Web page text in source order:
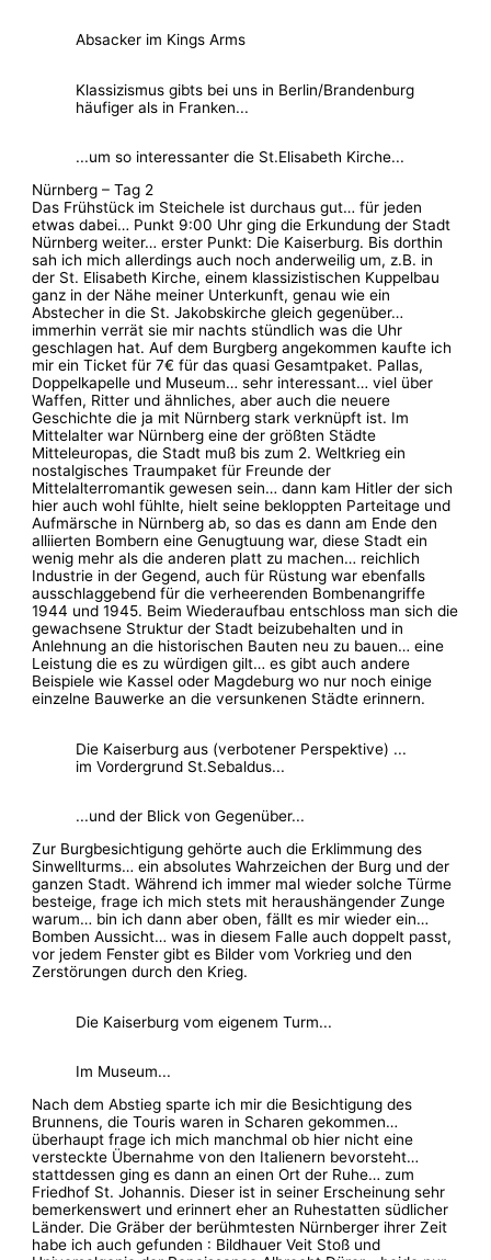
Absacker im Kings Arms
Klassizismus gibts bei uns in Berlin/Brandenburg
häufiger als in Franken...
...um so interessanter die St.Elisabeth Kirche...
Nürnberg – Tag 2
Das Frühstück im Steichele ist durchaus gut… für jeden
etwas dabei… Punkt 9:00 Uhr ging die Erkundung der Stadt
Nürnberg weiter… erster Punkt: Die Kaiserburg. Bis dorthin
sah ich mich allerdings auch noch anderweilig um, z.B. in
der St. Elisabeth Kirche, einem klassizistischen Kuppelbau
ganz in der Nähe meiner Unterkunft, genau wie ein
Abstecher in die St. Jakobskirche gleich gegenüber…
immerhin verrät sie mir nachts stündlich was die Uhr
geschlagen hat. Auf dem Burgberg angekommen kaufte ich
mir ein Ticket für 7€ für das quasi Gesamtpaket. Pallas,
Doppelkapelle und Museum… sehr interessant… viel über
Waffen, Ritter und ähnliches, aber auch die neuere
Geschichte die ja mit Nürnberg stark verknüpft ist. Im
Mittelalter war Nürnberg eine der größten Städte
Mitteleuropas, die Stadt muß bis zum 2. Weltkrieg ein
nostalgisches Traumpaket für Freunde der
Mittelalterromantik gewesen sein… dann kam Hitler der sich
hier auch wohl fühlte, hielt seine bekloppten Parteitage und
Aufmärsche in Nürnberg ab, so das es dann am Ende den
alliierten Bombern eine Genugtuung war, diese Stadt ein
wenig mehr als die anderen platt zu machen… reichlich
Industrie in der Gegend, auch für Rüstung war ebenfalls
ausschlaggebend für die verheerenden Bombenangriffe
1944 und 1945. Beim Wiederaufbau entschloss man sich die
gewachsene Struktur der Stadt beizubehalten und in
Anlehnung an die historischen Bauten neu zu bauen… eine
Leistung die es zu würdigen gilt… es gibt auch andere
Beispiele wie Kassel oder Magdeburg wo nur noch einige
einzelne Bauwerke an die versunkenen Städte erinnern.
Die Kaiserburg aus (verbotener Perspektive) ...
im Vordergrund St.Sebaldus...
...und der Blick von Gegenüber...
Zur Burgbesichtigung gehörte auch die Erklimmung des
Sinwellturms… ein absolutes Wahrzeichen der Burg und der
ganzen Stadt. Während ich immer mal wieder solche Türme
besteige, frage ich mich stets mit heraushängender Zunge
warum… bin ich dann aber oben, fällt es mir wieder ein…
Bomben Aussicht… was in diesem Falle auch doppelt passt,
vor jedem Fenster gibt es Bilder vom Vorkrieg und den
Zerstörungen durch den Krieg.
Die Kaiserburg vom eigenem Turm...
Im Museum...
Nach dem Abstieg sparte ich mir die Besichtigung des
Brunnens, die Touris waren in Scharen gekommen…
überhaupt frage ich mich manchmal ob hier nicht eine
versteckte Übernahme von den Italienern bevorsteht…
stattdessen ging es dann an einen Ort der Ruhe… zum
Friedhof St. Johannis. Dieser ist in seiner Erscheinung sehr
bemerkenswert und erinnert eher an Ruhestatten südlicher
Länder. Die Gräber der berühmtesten Nürnberger ihrer Zeit
habe ich auch gefunden : Bildhauer Veit Stoß und